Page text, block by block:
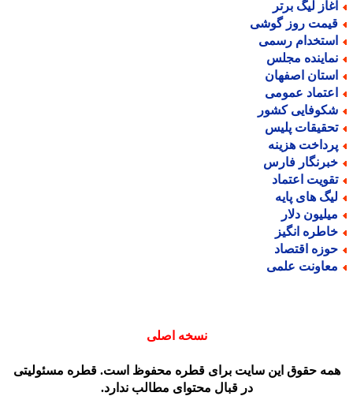
لیگ برتر
روز گوشی
رسمی
مجلس
اصفهان
عمومی
کشور
پلیس
هزینه
فارس
اعتماد
های پایه
دلار
انگیز
اقتصاد
علمی
نسخه اصلی
حقوق این سایت برای قطره محفوظ است. قطره مسئولیتی
در قبال محتوای مطالب ندارد.